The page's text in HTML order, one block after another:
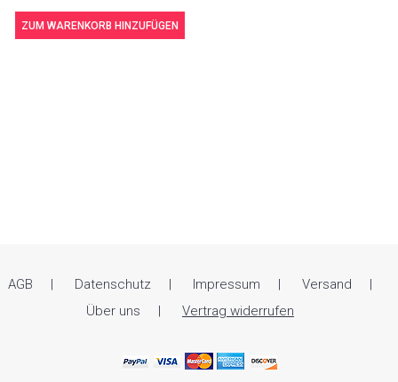
ZUM WARENKORB HINZUFÜGEN
AGB Datenschutz Impressum
Versand
Über uns
Vertrag widerrufen